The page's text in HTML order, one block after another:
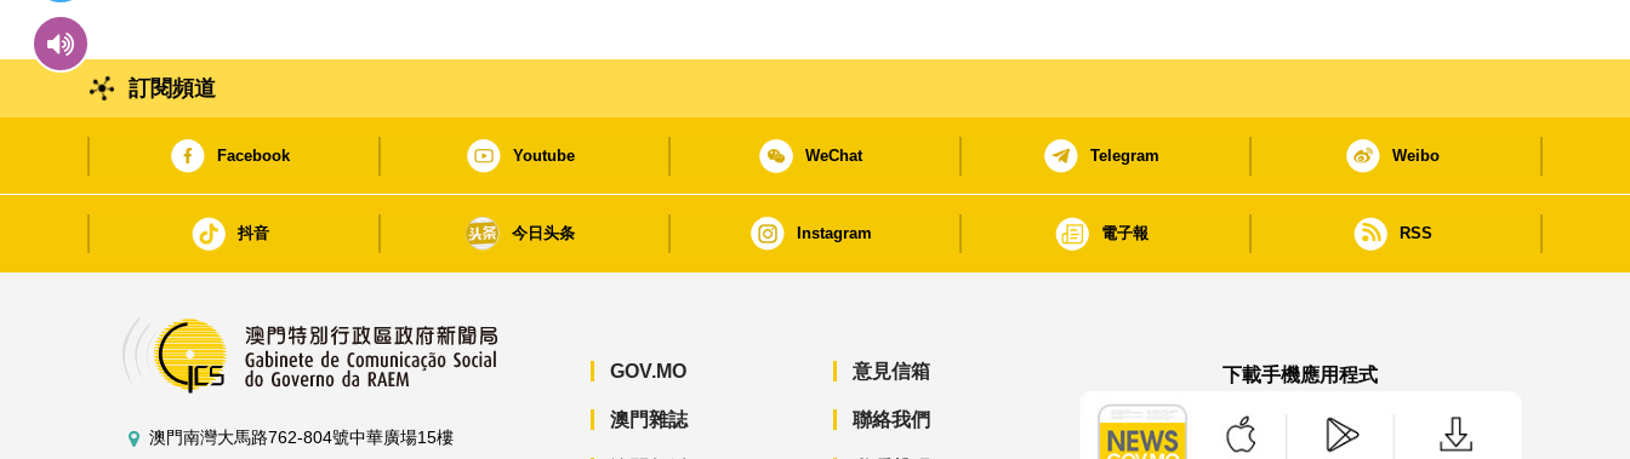
訂閱頻道
Facebook Youtube WeChat Telegram Weibo
抖音 今日头条 Instagram 電子報 RSS
澳門南灣大馬路762-804號中華廣場15樓
GOV.MO
澳門雜誌
意見信箱
聯絡我們
下載手機應用程式